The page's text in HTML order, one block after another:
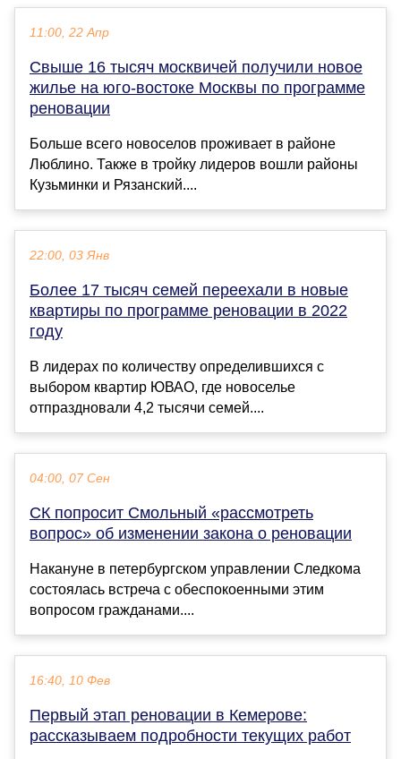
11:00, 22 Апр
Свыше 16 тысяч москвичей получили новое
жилье на юго-востоке Москвы по программе
реновации
Больше всего новоселов проживает в районе
Люблино. Также в тройку лидеров вошли районы
Кузьминки и Рязанский....
22:00, 03 Янв
Более 17 тысяч семей переехали в новые
квартиры по программе реновации в 2022
году
В лидерах по количеству определившихся с
выбором квартир ЮВАО, где новоселье
отпраздновали 4,2 тысячи семей....
04:00, 07 Сен
СК попросит Смольный «рассмотреть
вопрос» об изменении закона о реновации
Накануне в петербургском управлении Следкома
состоялась встреча с обеспокоенными этим
вопросом гражданами....
16:40, 10 Фев
Первый этап реновации в Кемерове:
рассказываем подробности текущих работ